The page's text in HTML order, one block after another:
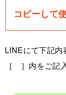
コピーして
LINEにて下記内
［ ］内をご記